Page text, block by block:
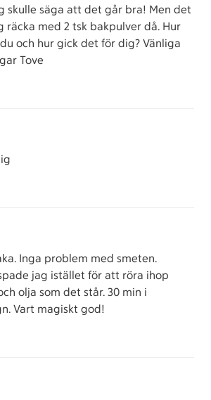
skulle säga att det går bra! Men det
räcka med 2 tsk bakpulver då. Hur
och hur gick det för dig? Vänliga
Tove
Inga problem med smeten.
jag istället för att röra ihop
olja som det står. 30 min i
Vart magiskt god!